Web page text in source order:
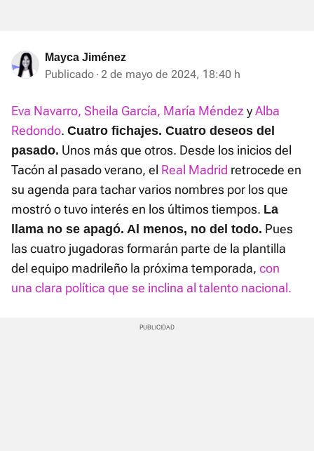
Mayca Jiménez
Publicado 2 de mayo de 2024, 18:40 h
Eva Navarro, Sheila García, María Méndez yAlba
Redondo. Cuatro fichajes. Cuatro deseos del
pasado. Unos más que otros. Desde los inicios del
Tacón al pasado verano, el Real Madrid retrocede en
su agenda para tachar varios nombres por los que
mostró o tuvo interés en los últimos tiempos. La
llama no se apagó. Al menos, no del todo. Pues
las cuatro jugadoras formarán parte de la plantilla
del equipo madrileño la próxima temporada, con
una clara política que se inclina al talento nacional.